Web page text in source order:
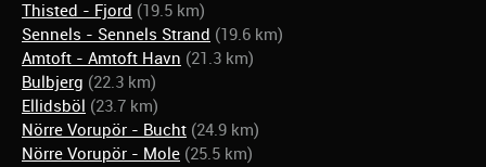
Thisted - Fjord (19.5 km)
Sennels - Sennels Strand (19.6 km)
Amtoft - Amtoft Havn (21.3 km)
Bulbjerg (22.3 km)
Ellidsböl (23.7 km)
Nörre Vorupör - Bucht (24.9 km)
Nörre Vorupör - Mole (25.5 km)